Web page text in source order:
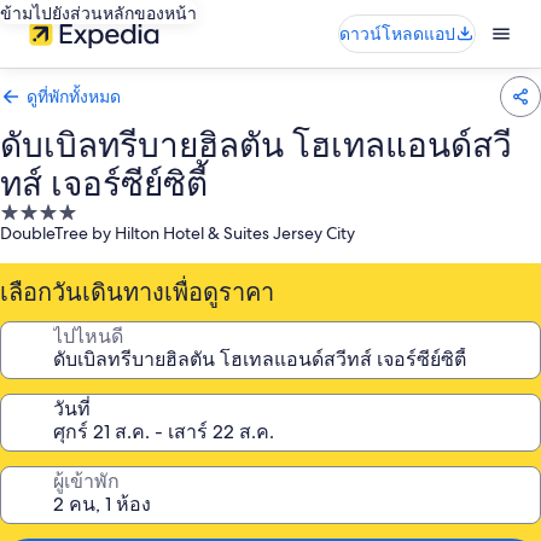
ข้ามไปยังส่วนหลักของหน้า
ดาวน์โหลดแอป
ดูที่พักทั้งหมด
ดับเบิลทรีบายฮิลตัน โฮเทลแอนด์สวี
ทส์ เจอร์ซีย์ซิตี้
ที่พัก
4.0
DoubleTree by Hilton Hotel & Suites Jersey City
เลือกวันเดินทางเพื่อดูราคา
ไปไหนดี
วันที่
ผู้เข้าพัก